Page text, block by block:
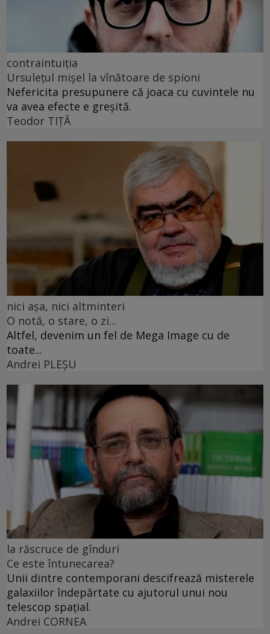
contraintuiția
Ursulețul mișel la vînătoare de spioni
Nefericita presupunere că joaca cu cuvintele nu
va avea efecte e greșită.
Teodor TIŢĂ
nici așa, nici altminteri
O notă, o stare, o zi...
Altfel, devenim un fel de Mega Image cu de
toate...
Andrei PLEŞU
la răscruce de gînduri
Ce este întunecarea?
Unii dintre contemporani descifrează misterele
galaxiilor îndepărtate cu ajutorul unui nou
telescop spațial.
Andrei CORNEA